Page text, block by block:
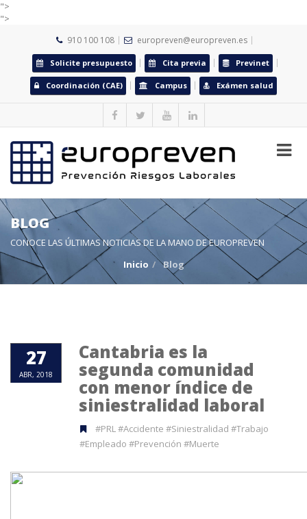
">
">
910 100 108 europreven@europreven.es
Solicite presupuesto Cita previa Previnet
Coordinación (CAE) Campus Exámen salud
BLOG
CONOCE LAS ÚLTIMAS NOTICIAS DE LA MANO DE EUROPREVEN
Inicio
Blog
27
ABR, 2018
Cantabria es la
segunda comunidad
con menor índice de
siniestralidad laboral
#PRL #Accidente #Siniestralidad #Trabajo
#Empleado #Prevención #Muerte